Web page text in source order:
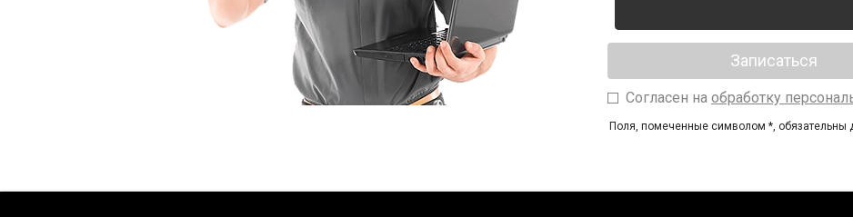
Согласен на обработку
Поля, помеченные символом * , обязательны